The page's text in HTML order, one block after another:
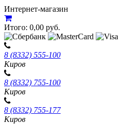
Интернет-магазин
Итого: 0,00 руб.
8 (8332) 555-100
Киров
8 (8332) 755-100
Киров
8 (8332) 755-177
Киров